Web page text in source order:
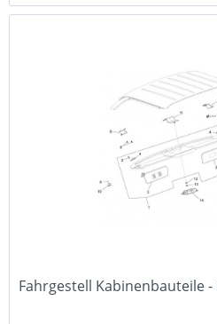
Fahrgestell Kabinenbauteile